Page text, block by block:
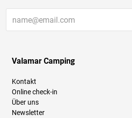
Valamar Camping
Kontakt
Online check-in
Über uns
Newsletter